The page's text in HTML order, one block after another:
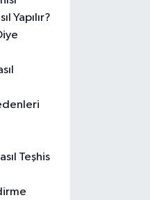
Yapılır?
Teşhis